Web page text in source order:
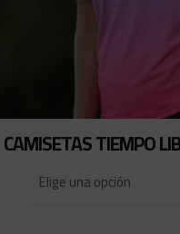
CAMISETAS TIEMPO